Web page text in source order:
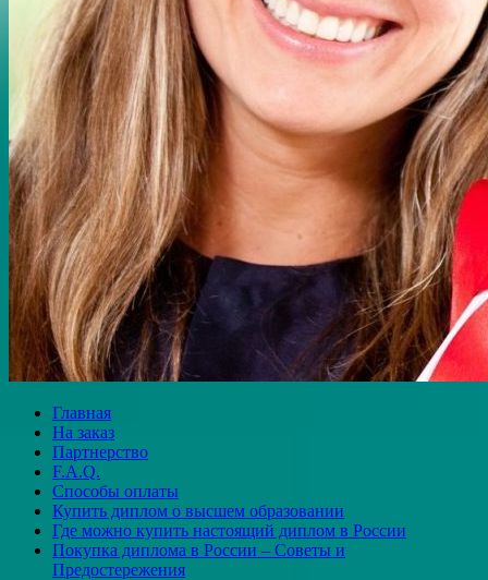
Главная
На заказ
Партнерство
F.A.Q.
Способы оплаты
Купить диплом о высшем образовании
Где можно купить настоящий диплом в России
Покупка диплома в России – Советы и
Предостережения